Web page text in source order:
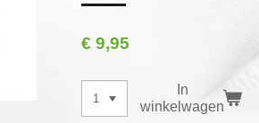
€ 9,95
In
winkelwagen